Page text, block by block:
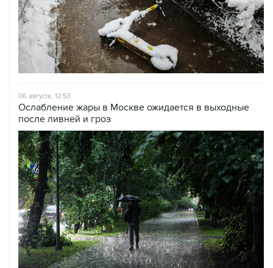
06 августа, 12:53
Ослабление жары в Москве ожидается в выходные
после ливней и гроз